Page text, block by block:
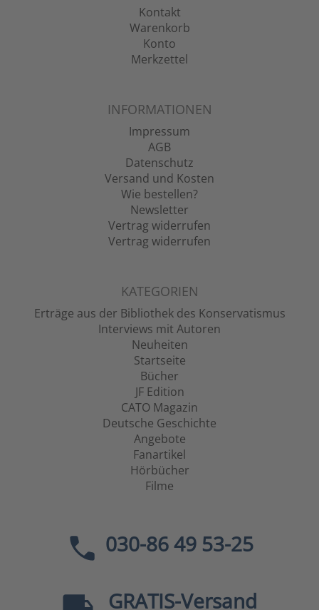
Kontakt
Warenkorb
Konto
Merkzettel
INFORMATIONEN
Impressum
AGB
Datenschutz
Versand und Kosten
Wie bestellen?
Newsletter
Vertrag widerrufen
Vertrag widerrufen
KATEGORIEN
Erträge aus der Bibliothek des Konservatismus
Interviews mit Autoren
Neuheiten
Startseite
Bücher
JF Edition
CATO Magazin
Deutsche Geschichte
Angebote
Fanartikel
Hörbücher
Filme
030-86 49 53-25
GRATIS-Versand